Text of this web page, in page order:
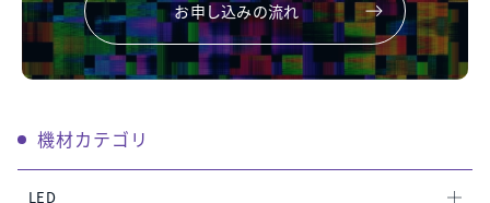
機材カテゴリ
LED
お申し込みの流れ